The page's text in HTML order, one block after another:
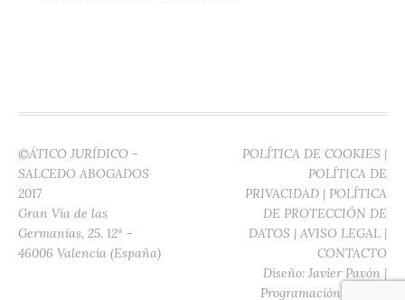
©ÁTICO JURÍDICO -
SALCEDO ABOGADOS
2017
Gran Vía de las
Germanías, 25. 12ª -
46006 Valencia (España)
POLÍTICA DE COOKIES |
POLÍTICA DE
PRIVACIDAD | POLÍTICA
DE PROTECCIÓN DE
DATOS | AVISO LEGAL |
CONTACTO
Diseño: Javier Pavón |
Programación: